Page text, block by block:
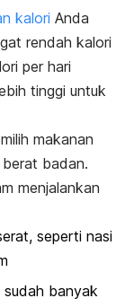
kalori Anda
rendah kalori
per hari
tinggi untuk
makanan
badan.
menjalankan
seperti nasi
sudah banyak